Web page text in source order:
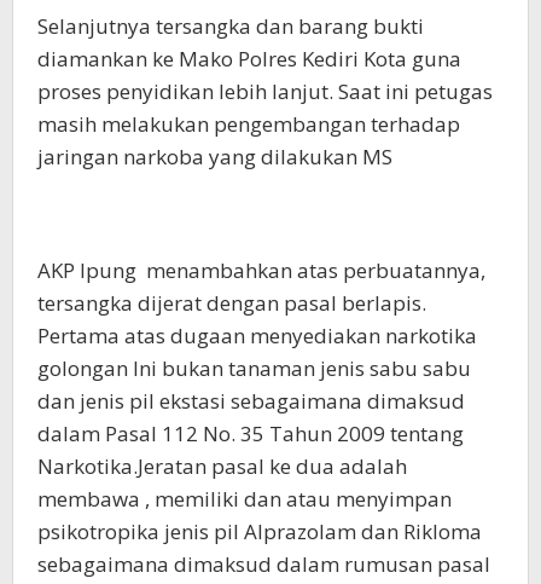
Selanjutnya tersangka dan barang bukti
diamankan ke Mako Polres Kediri Kota guna
proses penyidikan lebih lanjut. Saat ini petugas
masih melakukan pengembangan terhadap
jaringan narkoba yang dilakukan MS
AKP Ipung menambahkan atas perbuatannya,
tersangka dijerat dengan pasal berlapis.
Pertama atas dugaan menyediakan narkotika
golongan Ini bukan tanaman jenis sabu sabu
dan jenis pil ekstasi sebagaimana dimaksud
dalam Pasal 112 No. 35 Tahun 2009 tentang
Narkotika.Jeratan pasal ke dua adalah
membawa , memiliki dan atau menyimpan
psikotropika jenis pil Alprazolam dan Rikloma
sebagaimana dimaksud dalam rumusan pasal